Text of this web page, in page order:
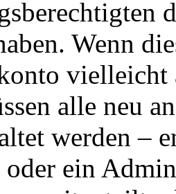
Wenn
alle neu
werden –
oder ein